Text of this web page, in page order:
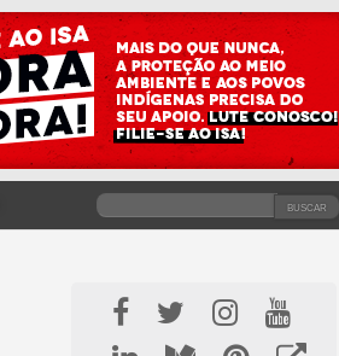
FORMULÁRIO DE BUSCA
BUSCAR